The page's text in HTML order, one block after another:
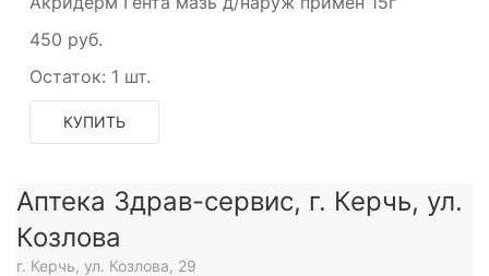
450 руб.
Остаток: 1 шт.
КУПИТЬ
Аптека Здрав-сервис, г. Керчь, ул.
Козлова
г. Керчь, ул. Козлова, 29